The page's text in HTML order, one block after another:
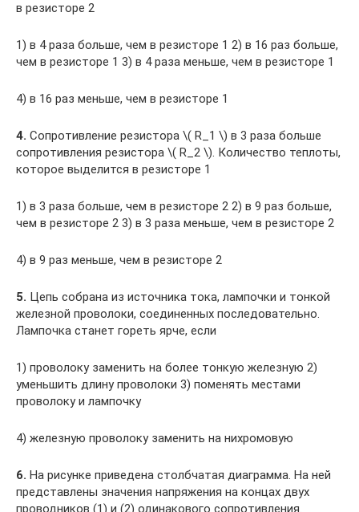
в резисторе 2
1) в 4 раза больше, чем в резисторе 1 2) в 16 раз больше,
чем в резисторе 1 3) в 4 раза меньше, чем в резисторе 1
4) в 16 раз меньше, чем в резисторе 1
4. Сопротивление резистора ​\( R_1 \)​ в 3 раза больше
сопротивления резистора ​\( R_2 \)​. Количество теплоты,
которое выделится в резисторе 1
1) в 3 раза больше, чем в резисторе 2 2) в 9 раз больше,
чем в резисторе 2 3) в 3 раза меньше, чем в резисторе 2
4) в 9 раз меньше, чем в резисторе 2
5. Цепь собрана из источника тока, лампочки и тонкой
железной проволоки, соединенных последовательно.
Лампочка станет гореть ярче, если
1) проволоку заменить на более тонкую железную 2)
уменьшить длину проволоки 3) поменять местами
проволоку и лампочку
4) железную проволоку заменить на нихромовую
6. На рисунке приведена столбчатая диаграмма. На ней
представлены значения напряжения на концах двух
проводников (1) и (2) одинакового сопротивления.